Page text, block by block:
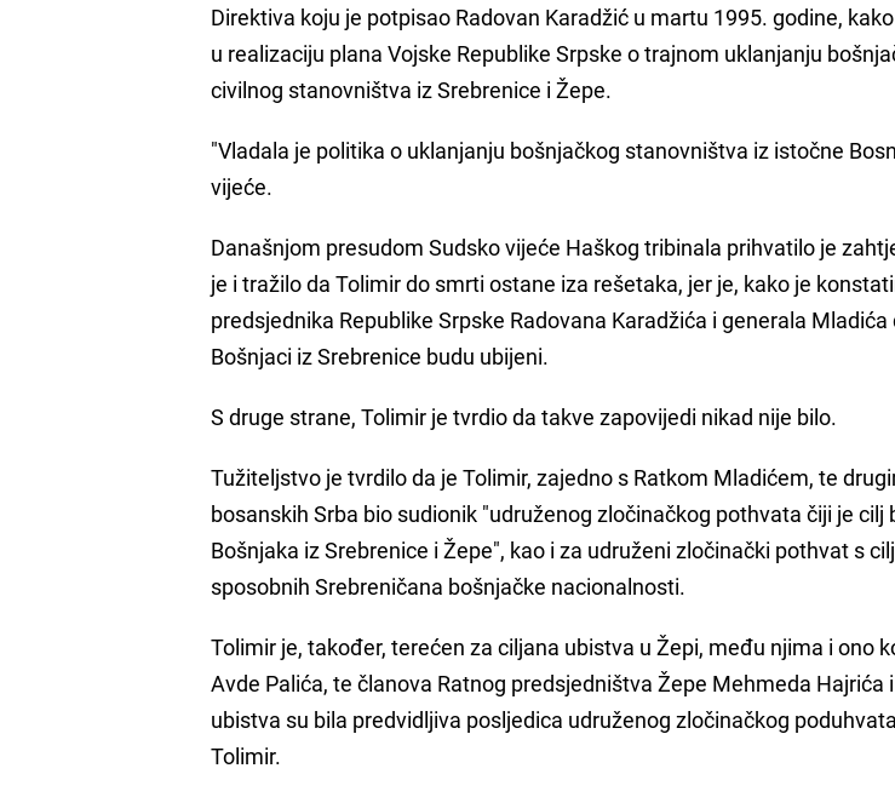
Direktiva koju je potpisao Radovan Karadžić u martu 1995. godine,
u realizaciju plana Vojske Republike Srpske o trajnom uklanjanju
civilnog stanovništva iz Srebrenice i Žepe.
"Vladala je politika o uklanjanju bošnjačkog stanovništva iz istočne
vijeće.
Današnjom presudom Sudsko vijeće Haškog tribinala prihvatilo je
je i tražilo da Tolimir do smrti ostane iza rešetaka, jer je, kako je
predsjednika Republike Srpske Radovana Karadžića i generala
Bošnjaci iz Srebrenice budu ubijeni.
S druge strane, Tolimir je tvrdio da takve zapovijedi nikad nije bilo.
Tužiteljstvo je tvrdilo da je Tolimir, zajedno s Ratkom Mladićem, te
bosanskih Srba bio sudionik "udruženog zločinačkog pothvata čiji je cilj
Bošnjaka iz Srebrenice i Žepe", kao i za udruženi zločinački pothvat s
sposobnih Srebreničana bošnjačke nacionalnosti.
Tolimir je, također, terećen za ciljana ubistva u Žepi, među njima i ono
Avde Palića, te članova Ratnog predsjedništva Žepe Mehmeda Hajrića
ubistva su bila predvidljiva posljedica udruženog zločinačkog
Tolimir.